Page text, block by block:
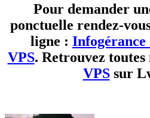
Pour demander
ponctuelle rendez-
ligne : Infogérance
VPS. Retrouvez toutes
VPSsur